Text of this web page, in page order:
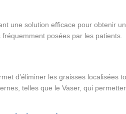
une solution efficace pour obtenir
posées par les patients.
d’éliminer les graisses localisées
telles que le Vaser, qui